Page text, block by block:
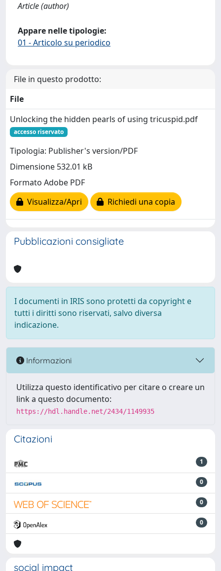
Article (author)
Appare nelle tipologie:
01 - Articolo su periodico
File in questo prodotto:
File
Unlocking the hidden pearls of using tricuspid.pdf
accesso riservato
Tipologia: Publisher's version/PDF
Dimensione 532.01 kB
Formato Adobe PDF
Visualizza/Apri
Richiedi una copia
Pubblicazioni consigliate
I documenti in IRIS sono protetti da copyright e
tutti i diritti sono riservati, salvo diversa
indicazione.
Informazioni
Utilizza questo identificativo per citare o creare un
link a questo documento:
https://hdl.handle.net/2434/1149935
Citazioni
1
0
0
0
social impact